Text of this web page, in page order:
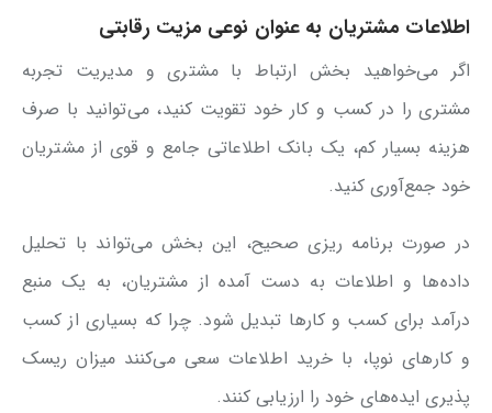
اطلاعات مشتریان به عنوان نوعی مزیت رقابتی
اگر می‌خواهید بخش ارتباط با مشتری و مدیریت تجربه
مشتری را در کسب و کار خود تقویت کنید، می‌توانید با صرف
هزینه بسیار کم، یک بانک اطلاعاتی جامع و قوی از مشتریان
خود جمع‌آوری کنید.
در صورت برنامه ریزی صحیح، این بخش می‌تواند با تحلیل
داده‌ها و اطلاعات به دست آمده از مشتریان، به یک منبع
درآمد برای کسب و کارها تبدیل شود. چرا که بسیاری از کسب
و کارهای نوپا، با خرید اطلاعات سعی می‌کنند میزان ریسک
پذیری ایده‌های خود را ارزیابی کنند.